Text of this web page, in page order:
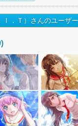
Ⅰ．Ｔ）さんのユーザ